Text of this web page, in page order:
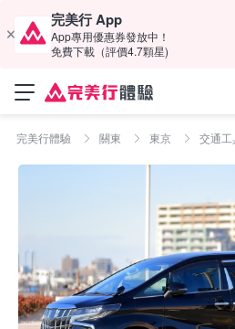
完美行 App
App專用優惠券發放中！
免費下載（評價4.7顆星)
完美行體驗 關東 東京 交通工